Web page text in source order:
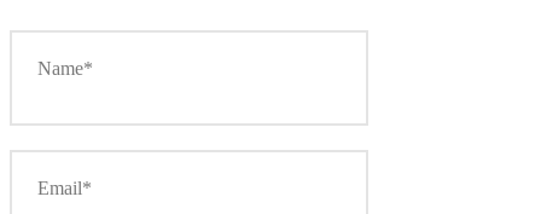
Name*
Email*